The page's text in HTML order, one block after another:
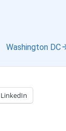
Washington DC
LinkedIn